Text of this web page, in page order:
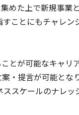
めた上で新規事業
ことにもチャレン
とが可能なキャリ
・提言が可能とな
スケールのナレッ